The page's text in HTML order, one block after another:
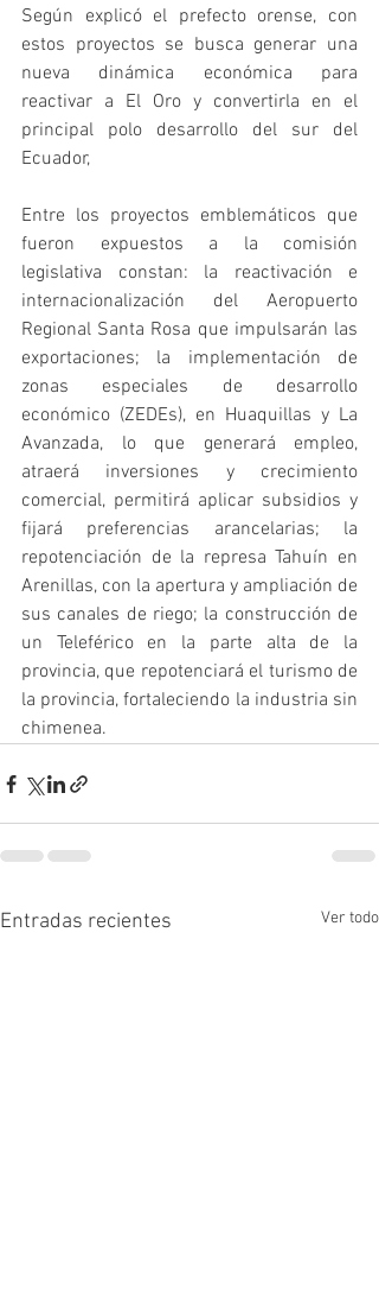
Según explicó el prefecto orense, con
estos proyectos se busca generar una
nueva dinámica económica para
reactivar a El Oro y convertirla en el
principal polo desarrollo del sur del
Ecuador,
Entre los proyectos emblemáticos que
fueron expuestos a la comisión
legislativa constan: la reactivación e
internacionalización del Aeropuerto
Regional Santa Rosa que impulsarán las
exportaciones; la implementación de
zonas especiales de desarrollo
económico (ZEDEs), en Huaquillas y La
Avanzada, lo que generará empleo,
atraerá inversiones y crecimiento
comercial, permitirá aplicar subsidios y
fijará preferencias arancelarias; la
repotenciación de la represa Tahuín en
Arenillas, con la apertura y ampliación de
sus canales de riego; la construcción de
un Teleférico en la parte alta de la
provincia, que repotenciará el turismo de
la provincia, fortaleciendo la industria sin
chimenea.
Entradas recientes Ver todo